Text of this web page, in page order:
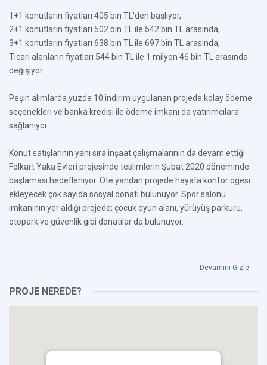
1+1 konutların fiyatları 405 bin TL'den başlıyor,
2+1 konutların fiyatları 502 bin TL ile 542 bin TL arasında,
3+1 konutların fiyatları 638 bin TL ile 697 bin TL arasında,
Ticari alanların fiyatları 544 bin TL ile 1 milyon 46 bin TL arasında
değişiyor.
Peşin alımlarda yüzde 10 indirim uygulanan projede kolay ödeme
seçenekleri ve banka kredisi ile ödeme imkanı da yatırımcılara
sağlanıyor.
Konut satışlarının yanı sıra inşaat çalışmalarının da devam ettiği
Folkart Yaka Evleri projesinde teslimlerin Şubat 2020 döneminde
başlaması hedefleniyor. Öte yandan projede hayata konfor ögesi
ekleyecek çok sayıda sosyal donatı bulunuyor. Spor salonu
imkanının yer aldığı projede; çocuk oyun alanı, yürüyüş parkuru,
otopark ve güvenlik gibi donatılar da bulunuyor.
Devamını Gizle
PROJE NEREDE?